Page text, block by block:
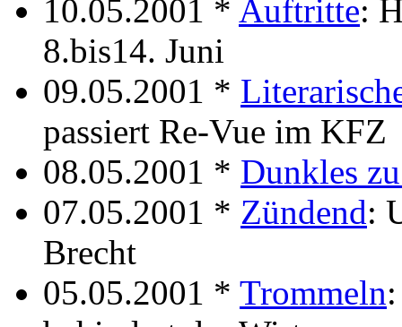
10.05.2001 * Auftritte:
8.bis14. Juni
09.05.2001 *
passiert Re-Vue im KFZ
08.05.2001 * Dunkles
07.05.2001 * Zündend:
Brecht
05.05.2001 * Trommeln